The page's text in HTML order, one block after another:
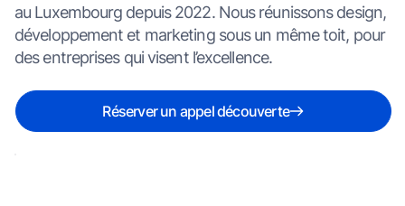
au Luxembourg depuis 2022. Nous réunissons design,
développement et marketing sous un même toit, pour
des entreprises qui visent l’excellence.
Réserver un appel découverte